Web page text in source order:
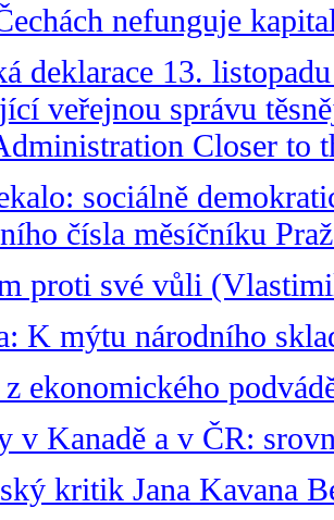
nefunguje
deklarace 13.
veřejnou správu
Closer to
sociálně
čísla měsíčníku
proti své vůli
K mýtu národního
z ekonomického
v Kanadě a v ČR:
kritik Jana Kavana